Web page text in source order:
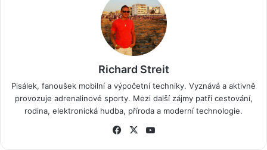
Richard Streit
Pisálek, fanoušek mobilní a výpočetní techniky. Vyznává a aktivně
provozuje adrenalinové sporty. Mezi další zájmy patří cestování,
rodina, elektronická hudba, příroda a moderní technologie.
Fa
X